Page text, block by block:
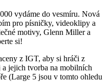
vydáme do vesmíru. Nová
pro písničky, videoklipy a
motivy, Glenn Miller a
si!
z IGT, aby si hráči z
jejich tvorba na mobilních
(Large 5 jsou v tomto ohledu